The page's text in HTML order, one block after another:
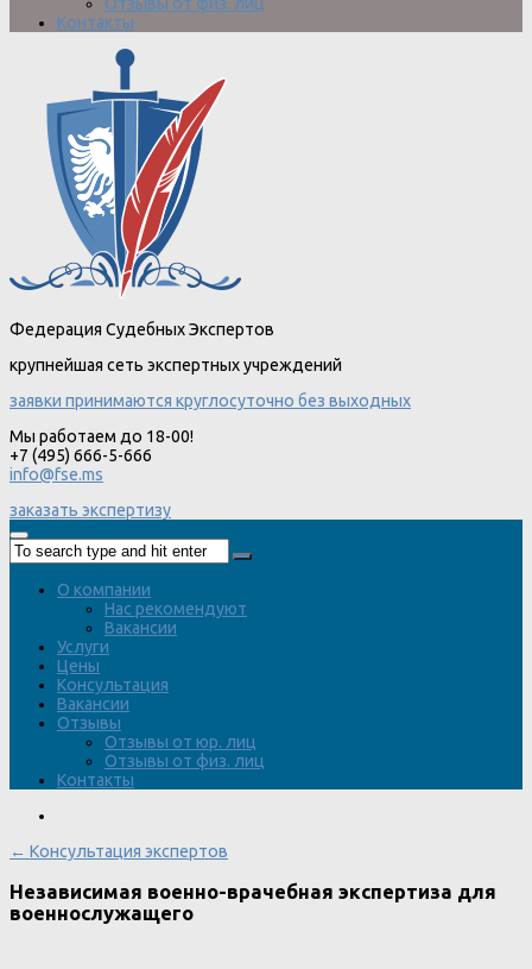
Отзывы от физ. лиц
Контакты
Федерация Судебных Экспертов
крупнейшая сеть экспертных учреждений
заявки принимаются круглосуточно без выходных
Мы работаем до 18-00!
+7 (495) 666-5-666
info@fse.ms
заказать экспертизу
О компании
Нас рекомендуют
Вакансии
Услуги
Цены
Консультация
Вакансии
Отзывы
Отзывы от юр. лиц
Отзывы от физ. лиц
Контакты
← Консультация экспертов
Независимая военно-врачебная экспертиза для
военнослужащего